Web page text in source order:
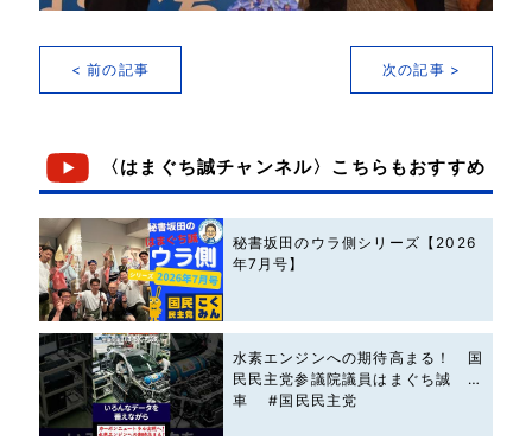
< 前の記事 次の記事 >
〈はまぐち誠チャンネル〉こちらもおすすめ
秘書坂田のウラ側シリーズ【2026
年7月号】
水素エンジンへの期待高まる！ 国
民民主党参議院議員はまぐち誠 #
車 #国民民主党